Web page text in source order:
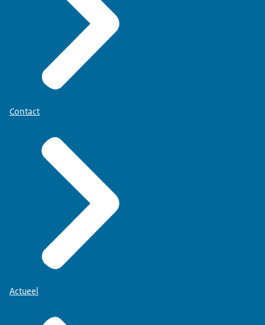
Contact
Actueel